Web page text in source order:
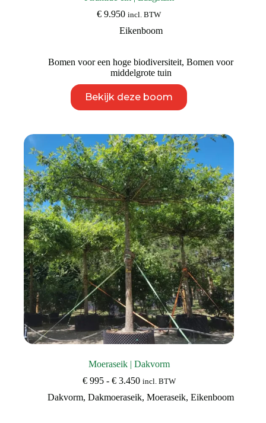
€ 9.950 incl. BTW
Eikenboom
Bomen voor een hoge biodiversiteit,Bomen voor
middelgrote tuin
Bekijk deze boom
product
heeft
Deze
optie
kan
gekozen
worden
op
de
productpagina
Moeraseik | Dakvorm
€995 - €3.450Prijsklasse:
tot
incl. BTW
Dakvorm,Dakmoeraseik,Moeraseik,Eikenboom